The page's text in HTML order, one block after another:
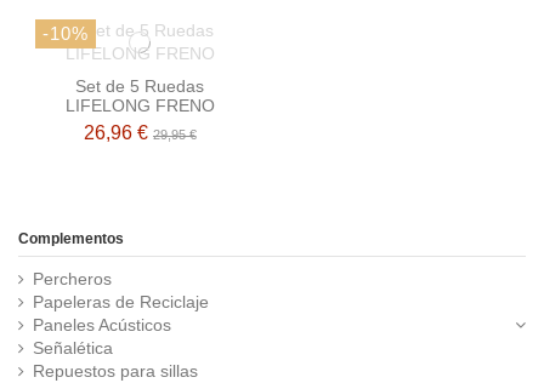
-10%
Set de 5 Ruedas
LIFELONG FRENO
26,96 € 29,95 €
Complementos
Percheros
Papeleras de Reciclaje
Paneles Acústicos
Señalética
Repuestos para sillas